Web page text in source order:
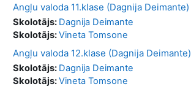
Angļu valoda 11.klase (Dagnija Deimante)
Skolotājs: Dagnija Deimante
Skolotājs:Vineta Tomsone
Angļu valoda 12.klase (Dagnija Deimante)
Skolotājs: Dagnija Deimante
Skolotājs:Vineta Tomsone